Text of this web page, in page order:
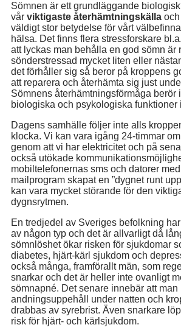
Sömnen är ett grundläggande
vår viktigaste återhämtningskälla
väldigt stor betydelse för vårt
hälsa. Det finns flera stressforskare
att lyckas man behålla en god sömn är
sönderstressad mycket liten eller
det förhåller sig så beror på kroppens
att reparera och återhämta sig just
Sömnens återhämtningsförmåga berör
biologiska och psykologiska funktioner
Dagens samhälle följer inte alls
klocka. Vi kan vara igång 24-timmar
genom att vi har elektricitet och på
också utökade
mobiltelefonernas sms och datorer
mailprogram skapat en ”dygnet runt
kan vara mycket störande för den
dygnsrytmen.
En tredjedel av Sveriges befolkning
av någon typ och det är allvarligt då
sömnlöshet ökar risken för sjukdomar
diabetes, hjärt-kärl sjukdom och
också många, framförallt män, som
snarkar och det är heller inte ovanligt
sömnapné. Det senare innebär att man
andningsuppehåll under natten och
drabbas av syrebrist. Även snarkare
risk för hjärt- och kärlsjukdom.